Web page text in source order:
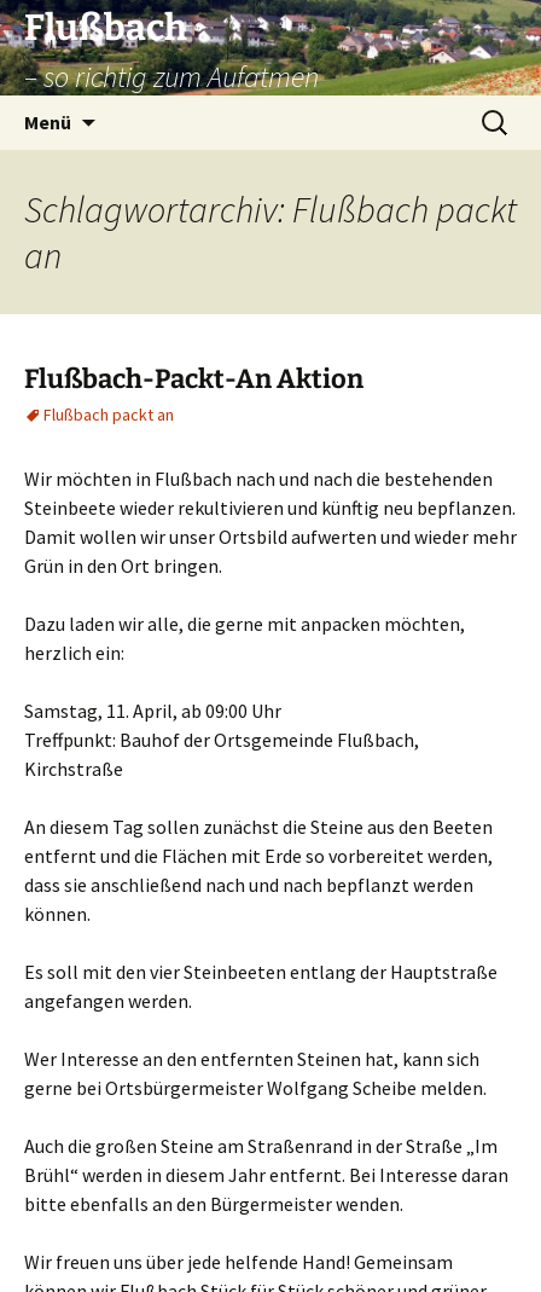
Zum
Inhalt
springen
Flußbach
– so richtig zum Aufatmen
Menü
Suche
nach:
Schlagwortarchiv: Flußbach packt
an
Flußbach-Packt-An Aktion
Flußbach packt an
Wir möchten in Flußbach nach und nach die bestehenden
Steinbeete wieder rekultivieren und künftig neu bepflanzen.
Damit wollen wir unser Ortsbild aufwerten und wieder mehr
Grün in den Ort bringen.
Dazu laden wir alle, die gerne mit anpacken möchten,
herzlich ein:
Samstag, 11. April, ab 09:00 Uhr
Treffpunkt: Bauhof der Ortsgemeinde Flußbach,
Kirchstraße
An diesem Tag sollen zunächst die Steine aus den Beeten
entfernt und die Flächen mit Erde so vorbereitet werden,
dass sie anschließend nach und nach bepflanzt werden
können.
Es soll mit den vier Steinbeeten entlang der Hauptstraße
angefangen werden.
Wer Interesse an den entfernten Steinen hat, kann sich
gerne bei Ortsbürgermeister Wolfgang Scheibe melden.
Auch die großen Steine am Straßenrand in der Straße „Im
Brühl“ werden in diesem Jahr entfernt. Bei Interesse daran
bitte ebenfalls an den Bürgermeister wenden.
Wir freuen uns über jede helfende Hand! Gemeinsam